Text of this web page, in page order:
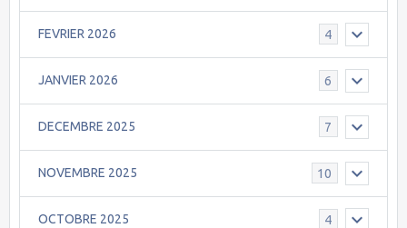
FEVRIER 2026 4
JANVIER 2026 6
DECEMBRE 2025 7
NOVEMBRE 2025 10
OCTOBRE 2025 4